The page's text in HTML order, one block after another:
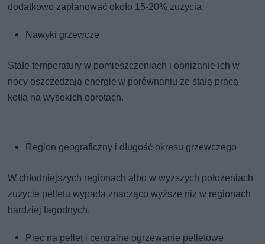
dodatkowo zaplanować około 15-20% zużycia.
Nawyki grzewcze
Stałe temperatury w pomieszczeniach i obniżanie ich w
nocy oszczędzają energię w porównaniu ze stałą pracą
kotła na wysokich obrotach.
Region geograficzny i długość okresu grzewczego
W chłodniejszych regionach albo w wyższych położeniach
zużycie pelletu wypada znacząco wyższe niż w regionach
bardziej łagodnych.
Piec na pellet i centralne ogrzewanie pelletowe